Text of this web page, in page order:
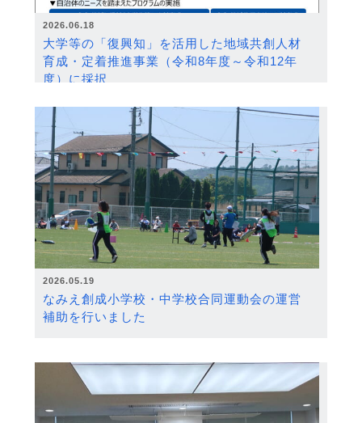
2026.06.18
大学等の「復興知」を活用した地域共創人材
育成・定着推進事業（令和8年度～令和12年
度）に採択
2026.05.19
なみえ創成小学校・中学校合同運動会の運営
補助を行いました